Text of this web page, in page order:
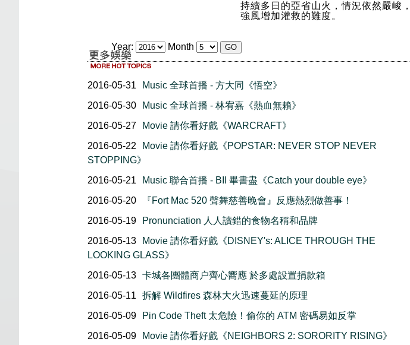
持續多日的亞省山火，情況依然嚴峻，
強風增加灌救的難度。
Year: Month
2016-05-31
Music 全球首播 - 方大同《悟空》
2016-05-30
Music 全球首播 - 林宥嘉《熱血無賴》
2016-05-27
Movie 請你看好戲《WARCRAFT》
2016-05-22
Movie 請你看好戲《POPSTAR: NEVER STOP NEVER
STOPPING》
2016-05-21
Music 聯合首播 - BII 畢書盡《Catch your double eye》
2016-05-20
『Fort Mac 520 聲舞慈善晚會』反應熱烈做善事！
2016-05-19
Pronunciation 人人讀錯的食物名稱和品牌
2016-05-13
Movie 請你看好戲《DISNEY's: ALICE THROUGH THE
LOOKING GLASS》
2016-05-13 卡城各團體商户齊心嚮應 於多處設置捐款箱
2016-05-11
拆解 Wildfires 森林大火迅速蔓延的原理
2016-05-09
Pin Code Theft 太危險！偷你的 ATM 密碼易如反掌
2016-05-09
Movie 請你看好戲《NEIGHBORS 2: SORORITY RISING》